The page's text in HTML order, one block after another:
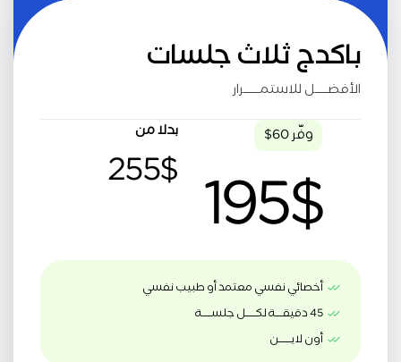
باكدج ثلاث جلسات
الأفضـــــل للاستمــــــرار
بدلا من
255$
وفّر 60$
195$
أخصائي نفسي معتمد أو طبيب نفسي
45 دقيقــــة لكــــــل جلســـــة
أون لايـــــــن